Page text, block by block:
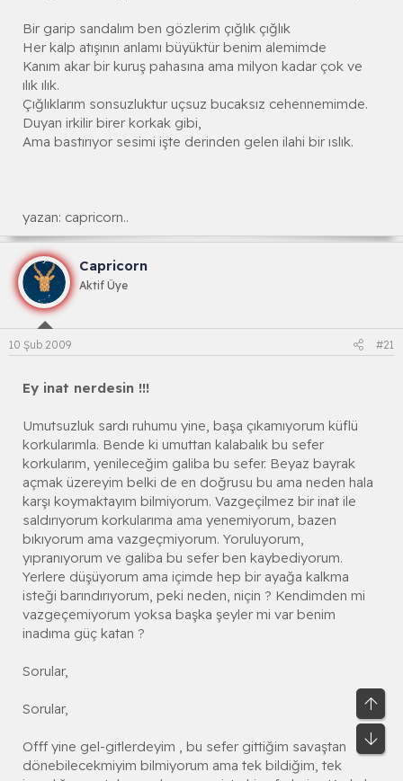
Bir garip sandalım ben gözlerim çığlık çığlık
Her kalp atışının anlamı büyüktür benim alemimde
Kanım akar bir kuruş pahasına ama milyon kadar çok ve
ılık ılık.
Çığlıklarım sonsuzluktur uçsuz bucaksız cehennemimde.
Duyan irkilir birer korkak gibi,
Ama bastırıyor sesimi işte derinden gelen ilahi bir ıslık.
yazan: capricorn..
Capricorn
Aktif Üye
10 Şub 2009 #21
Ey inat nerdesin !!!
Umutsuzluk sardı ruhumu yine, başa çıkamıyorum küflü
korkularımla. Bende ki umuttan kalabalık bu sefer
korkularım, yenileceğim galiba bu sefer. Beyaz bayrak
açmak üzereyim belki de en doğrusu bu ama neden hala
karşı koymaktayım bilmiyorum. Vazgeçilmez bir inat ile
saldırıyorum korkularıma ama yenemiyorum, bazen
bıkıyorum ama vazgeçmiyorum. Yoruluyorum,
yıpranıyorum ve galiba bu sefer ben kaybediyorum.
Yerlere düşüyorum ama içimde hep bir ayağa kalkma
isteği barındırıyorum, peki neden, niçin ? Kendimden mi
vazgeçemiyorum yoksa başka şeyler mi var benim
inadıma güç katan ?
Sorular,
Sorular,
Offf yine gel-gitlerdeyim , bu sefer gittiğim savaştan
dönebilecekmiyim bilmiyorum ama tek bildiğim, tek
Üst
Alt